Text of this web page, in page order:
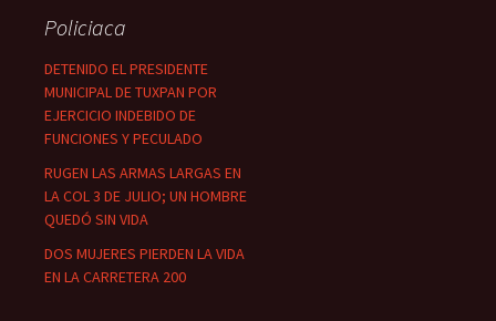
Policiaca
DETENIDO EL PRESIDENTE
MUNICIPAL DE TUXPAN POR
EJERCICIO INDEBIDO DE
FUNCIONES Y PECULADO
RUGEN LAS ARMAS LARGAS EN
LA COL 3 DE JULIO; UN HOMBRE
QUEDÓ SIN VIDA
DOS MUJERES PIERDEN LA VIDA
EN LA CARRETERA 200